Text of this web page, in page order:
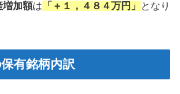
増加額は 「＋１，４８４万円」
となり
有銘柄内訳